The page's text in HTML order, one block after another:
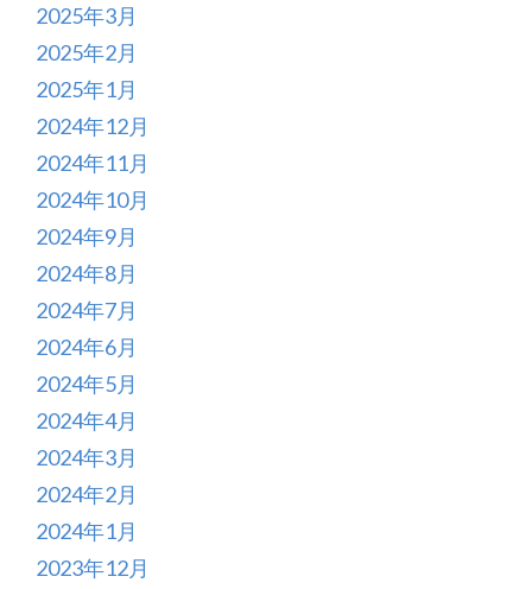
2025年3月
2025年2月
2025年1月
2024年12月
2024年11月
2024年10月
2024年9月
2024年8月
2024年7月
2024年6月
2024年5月
2024年4月
2024年3月
2024年2月
2024年1月
2023年12月